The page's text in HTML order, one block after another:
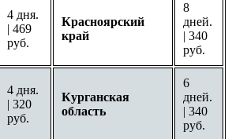
4 дня.
| 469
руб.
Красноярский
край
8
дней.
| 340
руб.
4 дня.
| 320
руб.
Курганская
область
6
дней.
| 340
руб.